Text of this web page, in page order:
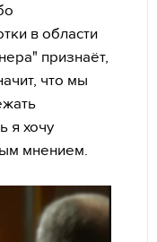
в области
признаёт,
что мы
я хочу
мнением.